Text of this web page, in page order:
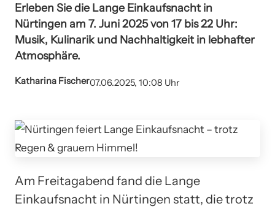
Erleben Sie die Lange Einkaufsnacht in
Nürtingen am 7. Juni 2025 von 17 bis 22 Uhr:
Musik, Kulinarik und Nachhaltigkeit in lebhafter
Atmosphäre.
Katharina Fischer07.06.2025, 10:08 Uhr
Am Freitagabend fand die Lange
Einkaufsnacht in Nürtingen statt, die trotz